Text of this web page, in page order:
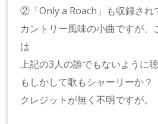
②「Only a Roach」も収録され
カントリー風味の小曲ですが、
は
上記の3人の誰でもないように聴
もしかして歌もシャーリーか？
クレジットが無く不明ですが。